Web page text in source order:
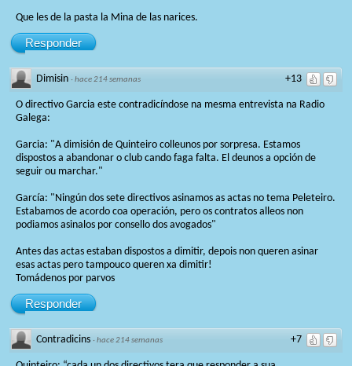
Que les de la pasta la Mina de las narices.
Responder
+13
Dimisin ·hace 214 semanas
O directivo Garcia este contradicíndose na mesma entrevista na Radio
Galega:
Garcia: "A dimisión de Quinteiro colleunos por sorpresa. Estamos
dispostos a abandonar o club cando faga falta. El deunos a opción de
seguir ou marchar."
García: "Ningún dos sete directivos asinamos as actas no tema Peleteiro.
Estabamos de acordo coa operación, pero os contratos alleos non
podiamos asinalos por consello dos avogados"
Antes das actas estaban dispostos a dimitir, depois non queren asinar
esas actas pero tampouco queren xa dimitir!
Tomádenos por parvos
Responder
+7
Contradicins ·hace 214 semanas